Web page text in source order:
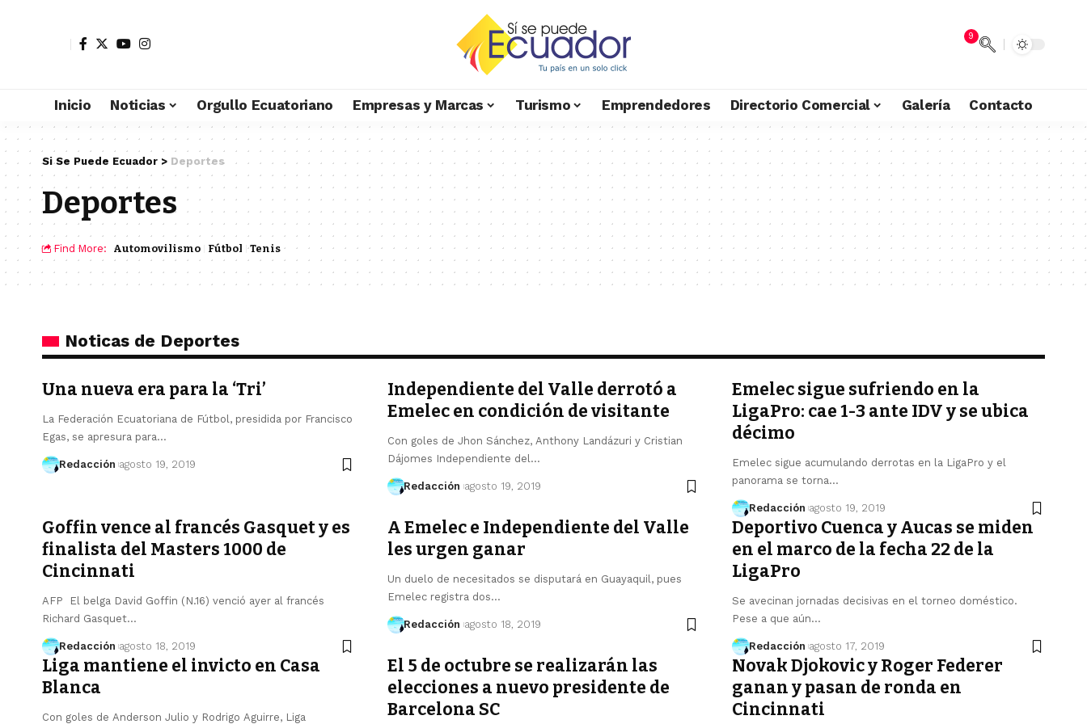
9
Inicio Noticias Orgullo Ecuatoriano Empresas y Marcas Turismo Emprendedores Directorio Comercial Galería Contacto
Si Se Puede Ecuador > Deportes
Deportes
Find More: Automovilismo Fútbol Tenis
Noticas de Deportes
Una nueva era para la ‘Tri’
La Federación Ecuatoriana de Fútbol, presidida por Francisco
Egas, se apresura para…
Redacción agosto 19, 2019
Independiente del Valle derrotó a
Emelec en condición de visitante
Con goles de Jhon Sánchez, Anthony Landázuri y Cristian
Dájomes Independiente del…
Redacción agosto 19, 2019
Emelec sigue sufriendo en la
LigaPro: cae 1-3 ante IDV y se ubica
décimo
Emelec sigue acumulando derrotas en la LigaPro y el
panorama se torna…
Redacción agosto 19, 2019
Goffin vence al francés Gasquet y es
finalista del Masters 1000 de
Cincinnati
AFP El belga David Goffin (N.16) venció ayer al francés
Richard Gasquet…
Redacción agosto 18, 2019
A Emelec e Independiente del Valle
les urgen ganar
Un duelo de necesitados se disputará en Guayaquil, pues
Emelec registra dos…
Redacción agosto 18, 2019
Deportivo Cuenca y Aucas se miden
en el marco de la fecha 22 de la
LigaPro
Se avecinan jornadas decisivas en el torneo doméstico.
Pese a que aún…
Redacción agosto 17, 2019
Liga mantiene el invicto en Casa
Blanca
Con goles de Anderson Julio y Rodrigo Aguirre, Liga
El 5 de octubre se realizarán las
elecciones a nuevo presidente de
Barcelona SC
Novak Djokovic y Roger Federer
ganan y pasan de ronda en
Cincinnati